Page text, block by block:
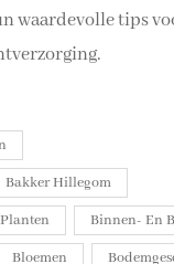
waardevolle tips
Bakker Hillegom
Binnen- En
Bloemen